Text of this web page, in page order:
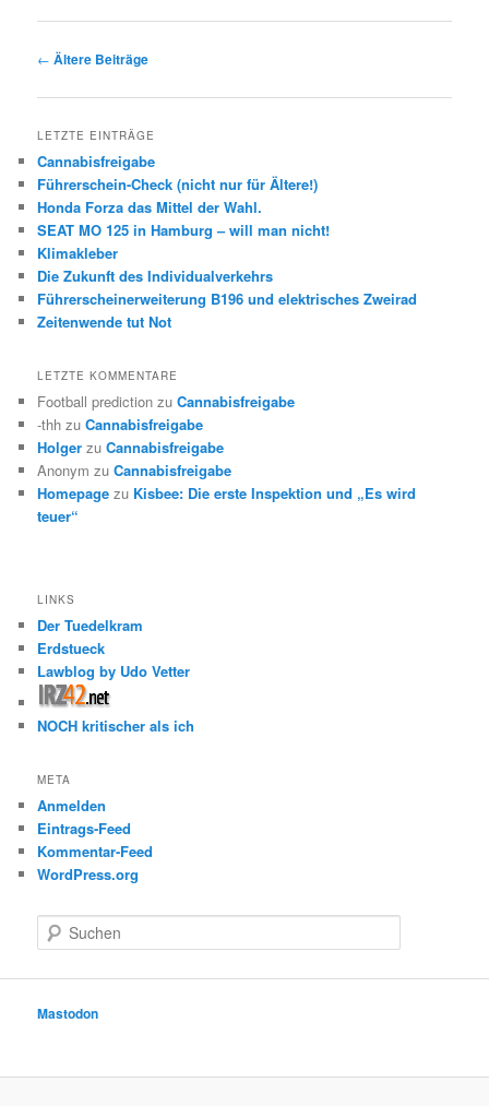
Beitrags-
← Ältere Beiträge
LETZTE EINTRÄGE
Cannabisfreigabe
Führerschein-Check (nicht nur für Ältere!)
Honda Forza das Mittel der Wahl.
SEAT MO 125 in Hamburg – will man nicht!
Klimakleber
Die Zukunft des Individualverkehrs
Führerscheinerweiterung B196 und elektrisches Zweirad
Zeitenwende tut Not
LETZTE KOMMENTARE
Football prediction zuCannabisfreigabe
-thh zuCannabisfreigabe
Holger zuCannabisfreigabe
Anonym zuCannabisfreigabe
Homepage zu Kisbee: Die erste Inspektion und „Es wird
teuer“
LINKS
Der Tuedelkram
Erdstueck
Lawblog by Udo Vetter
NOCH kritischer als ich
META
Anmelden
Eintrags-Feed
Kommentar-Feed
WordPress.org
u
e
Mastodon